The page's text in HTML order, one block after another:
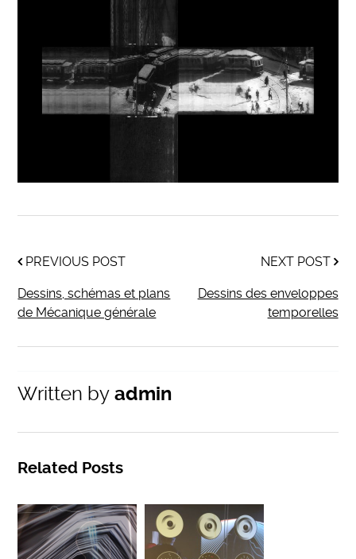
PREVIOUS POST
Dessins, schémas et plans
de Mécanique générale
NEXT POST
Dessins des enveloppes
temporelles
Written by admin
Related Posts